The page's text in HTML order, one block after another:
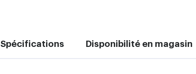
Spécifications Disponibilité en magasin